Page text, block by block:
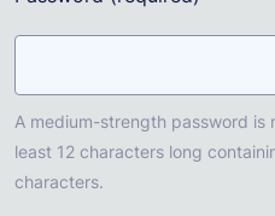
A medium-strength password is
least 12 characters long
characters.